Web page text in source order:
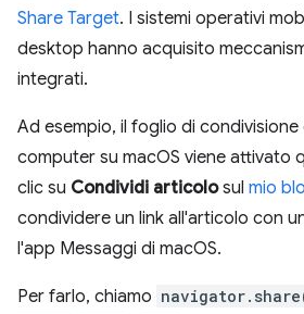
Share Target. I sistemi operativi
desktop hanno acquisito
integrati.
Ad esempio, il foglio di condivisione
computer su macOS viene attivato
clic su Condividi articolosul mio
condividere un link all'articolo con
l'app Messaggi di macOS.
Per farlo, chiamo